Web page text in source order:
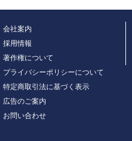
会社案内
採用情報
著作権について
プライバシーポリシーについて
特定商取引法に基づく表示
広告のご案内
お問い合わせ